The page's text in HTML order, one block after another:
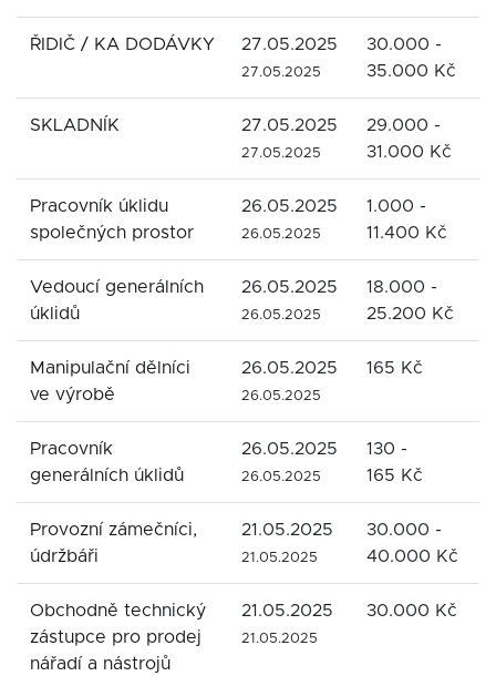
ŘIDIČ / KA DODÁVKY 27.05.2025
27.05.2025
30.000 -
35.000 Kč
SKLADNÍK 27.05.2025
27.05.2025
29.000 -
31.000 Kč
Pracovník úklidu
společných prostor
26.05.2025
26.05.2025
1.000 -
11.400 Kč
Vedoucí generálních
úklidů
26.05.2025
26.05.2025
18.000 -
25.200 Kč
Manipulační dělníci
ve výrobě
26.05.2025
26.05.2025
165 Kč
Pracovník
generálních úklidů
26.05.2025
26.05.2025
130 -
165 Kč
Provozní zámečníci,
údržbáři
21.05.2025
21.05.2025
30.000 -
40.000 Kč
Obchodně technický
zástupce pro prodej
nářadí a nástrojů
21.05.2025
21.05.2025
30.000 Kč